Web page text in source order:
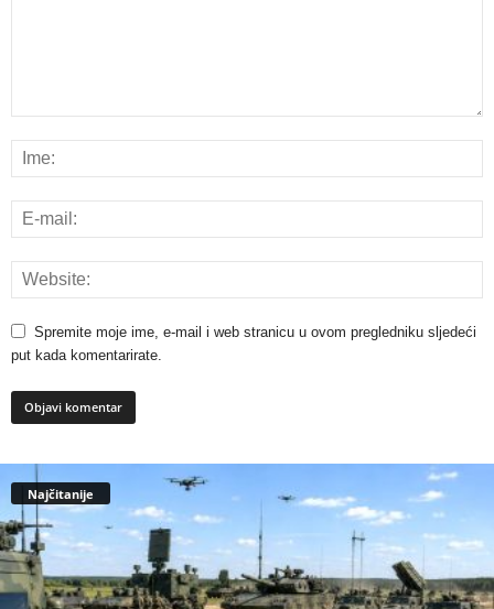
Spremite moje ime, e-mail i web stranicu u ovom pregledniku sljedeći
put kada komentarirate.
Najčitanije